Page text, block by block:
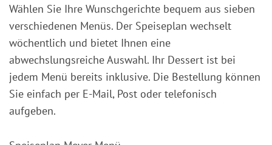
Wählen Sie Ihre Wunschgerichte bequem aus sieben
verschiedenen Menüs. Der Speiseplan wechselt
wöchentlich und bietet Ihnen eine
abwechslungsreiche Auswahl. Ihr Dessert ist bei
jedem Menü bereits inklusive. Die Bestellung können
Sie einfach per E-Mail, Post oder telefonisch
aufgeben.